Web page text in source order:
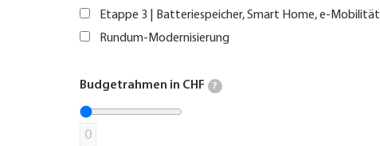
Etappe 3 | Batteriespeicher, Smart Home, e-Mobilität
Rundum-Modernisierung
Budgetrahmen in CHF ?
0